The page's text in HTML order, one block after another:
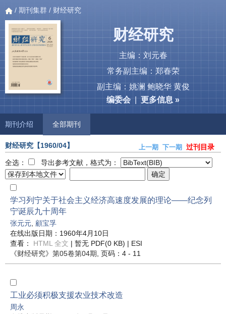
/ 期刊集群 / 财经研究
财经研究
主编：刘元春
常务副主编：郑春荣
副主编：姚澜 鲍晓华 黄俊
编委会|更多信息 »
期刊介绍 全部期刊
财经研究 【1960/04】 上一期 下一期
过刊目录
全选：
导出参考文献，格式为：
学习列宁关于社会主义经济高速度发展的理论——纪念列
宁诞辰九十周年
张元元 顧宝孚
在线出版日期：1960年4月10日
查看： HTML 全文 | 暂无 PDF(0 KB) | ESI
《财经研究》 第05卷第04期 , 页码：4 - 11
工业必须积极支援农业技术改造
周永